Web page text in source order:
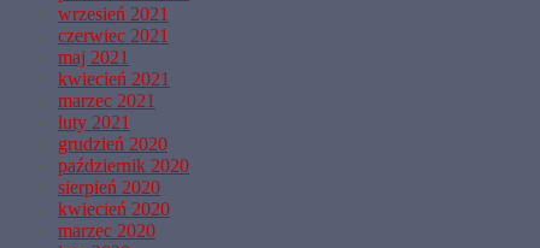
wrzesień 2021
czerwiec 2021
maj 2021
kwiecień 2021
marzec 2021
luty 2021
grudzień 2020
październik 2020
sierpień 2020
kwiecień 2020
marzec 2020